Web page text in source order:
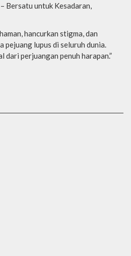
Bersatu untuk Kesadaran,
hancurkan stigma, dan
pejuang lupus di seluruh dunia.
dari perjuangan penuh harapan.”